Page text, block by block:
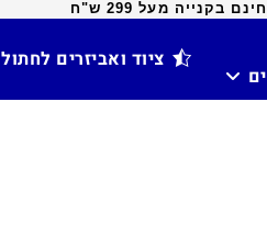
מעל 299 ש"ח
ציוד ואביזרים לחתול